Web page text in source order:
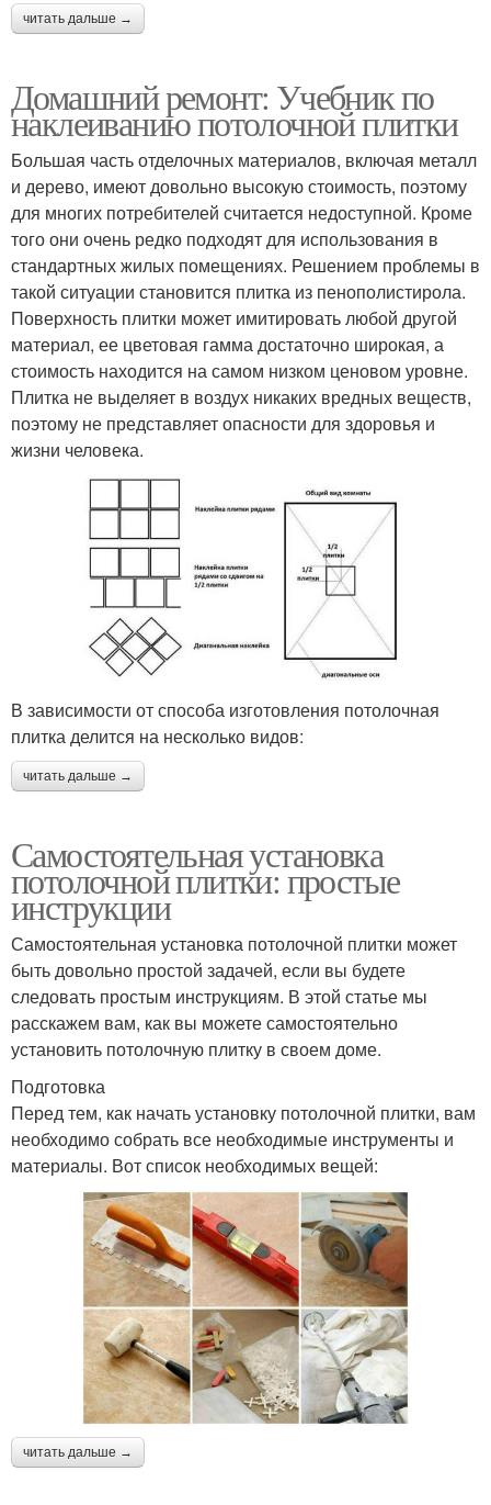
читать дальше →
Домашний ремонт: Учебник по
наклеиванию потолочной плитки
Большая часть отделочных материалов, включая металл
и дерево, имеют довольно высокую стоимость, поэтому
для многих потребителей считается недоступной. Кроме
того они очень редко подходят для использования в
стандартных жилых помещениях. Решением проблемы в
такой ситуации становится плитка из пенополистирола.
Поверхность плитки может имитировать любой другой
материал, ее цветовая гамма достаточно широкая, а
стоимость находится на самом низком ценовом уровне.
Плитка не выделяет в воздух никаких вредных веществ,
поэтому не представляет опасности для здоровья и
жизни человека.
В зависимости от способа изготовления потолочная
плитка делится на несколько видов:
читать дальше →
Самостоятельная установка
потолочной плитки: простые
инструкции
Самостоятельная установка потолочной плитки может
быть довольно простой задачей, если вы будете
следовать простым инструкциям. В этой статье мы
расскажем вам, как вы можете самостоятельно
установить потолочную плитку в своем доме.
Подготовка
Перед тем, как начать установку потолочной плитки, вам
необходимо собрать все необходимые инструменты и
материалы. Вот список необходимых вещей:
читать дальше →